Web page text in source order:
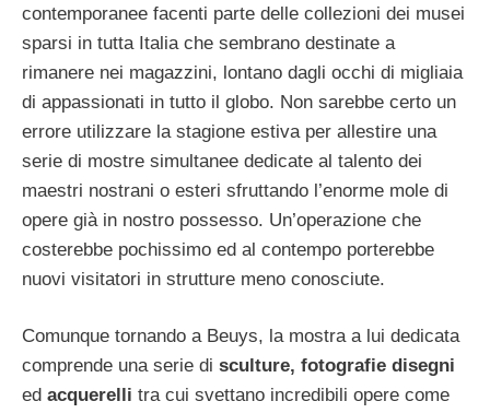
contemporanee facenti parte delle collezioni dei musei
sparsi in tutta Italia che sembrano destinate a
rimanere nei magazzini, lontano dagli occhi di migliaia
di appassionati in tutto il globo. Non sarebbe certo un
errore utilizzare la stagione estiva per allestire una
serie di mostre simultanee dedicate al talento dei
maestri nostrani o esteri sfruttando l’enorme mole di
opere già in nostro possesso. Un’operazione che
costerebbe pochissimo ed al contempo porterebbe
nuovi visitatori in strutture meno conosciute.
Comunque tornando a Beuys, la mostra a lui dedicata
comprende una serie di sculture, fotografie disegni
ed acquerelli tra cui svettano incredibili opere come